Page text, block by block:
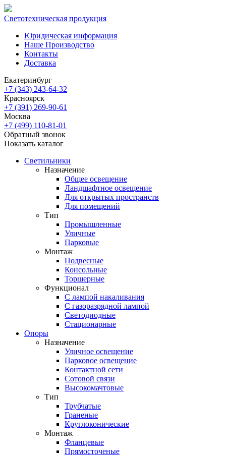
Светотехническая продукция
Юридическая информация
Наше Производство
Контакты
Доставка
Екатеринбург
+7 (343) 243-64-32
Красноярск
+7 (391) 269-90-61
Москва
+7 (499) 110-81-01
Обратный звонок
Показать каталог
Светильники
Назначение
Общее освещение
Ландшафтное освещение
Для открытых пространств
Для помещений
Тип
Промышленные
Уличные
Парковые
Монтаж
Подвесные
Консольные
Торшерные
Функционал
С лампой накаливания
С газоразрядной лампой
Светодиодные
Стационарные
Опоры
Назначение
Уличное освещение
Парковое освещение
Контактной сети
Сотовой связи
Высокомачтовые
Тип
Трубчатые
Граненые
Круглоконические
Монтаж
Фланцевые
Прямосточеные